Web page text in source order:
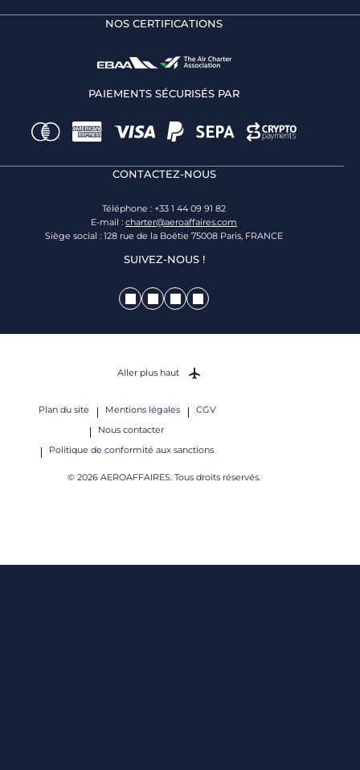
NOS CERTIFICATIONS
PAIEMENTS SÉCURISÉS PAR
CONTACTEZ-NOUS
Téléphone : +33 1 44 09 91 82
E-mail : charter@aeroaffaires.com
Siège social : 128 rue de la Boétie 75008 Paris, FRANCE
SUIVEZ-NOUS !
Plan du site Mentions légales
CGV
Nous contacter
Politique de conformité aux sanctions
© 2026 AEROAFFAIRES. Tous droits réservés.
Aller plus haut